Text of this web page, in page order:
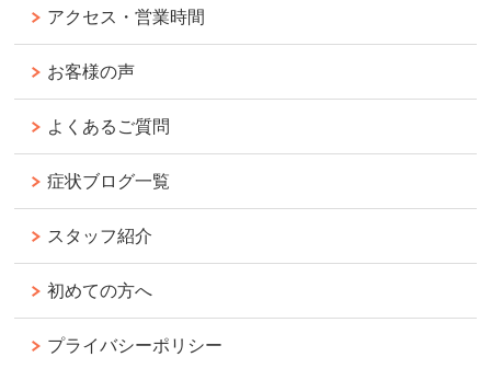
アクセス・営業時間
お客様の声
よくあるご質問
症状ブログ一覧
スタッフ紹介
初めての方へ
プライバシーポリシー